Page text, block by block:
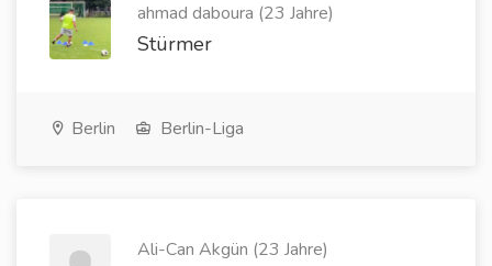
ahmad daboura (23 Jahre)
Stürmer
Berlin Berlin-Liga
Ali-Can Akgün (23 Jahre)